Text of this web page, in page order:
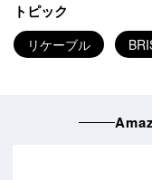
トピック
リケーブル